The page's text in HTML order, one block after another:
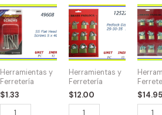
Herramientas y
Ferretería
$1.33
49608
-
HW-
40075
SS
Flat
Head
Screws
Herramientas y
Ferretería
$12.00
12522
-
CANDADO
DISPLAY
(12)
25-
30-
35mm
$14.95
12519
-
30-
35-
40mm